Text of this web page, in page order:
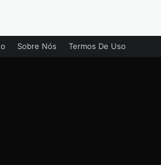
Sobre Nós Termos De Uso